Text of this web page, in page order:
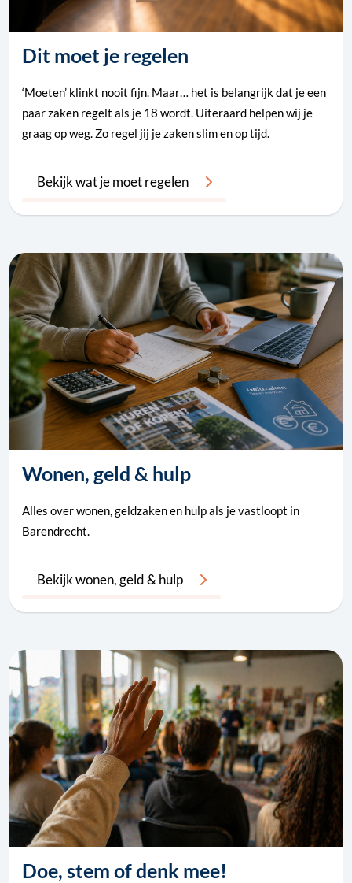
Dit moet je regelen
‘Moeten’ klinkt nooit fijn. Maar… het is belangrijk dat je een
paar zaken regelt als je 18 wordt. Uiteraard helpen wij je
graag op weg. Zo regel jij je zaken slim en op tijd.
Bekijk wat je moet regelen
Wonen, geld & hulp
Alles over wonen, geldzaken en hulp als je vastloopt in
Barendrecht.
Bekijk wonen, geld & hulp
Doe, stem of denk mee!